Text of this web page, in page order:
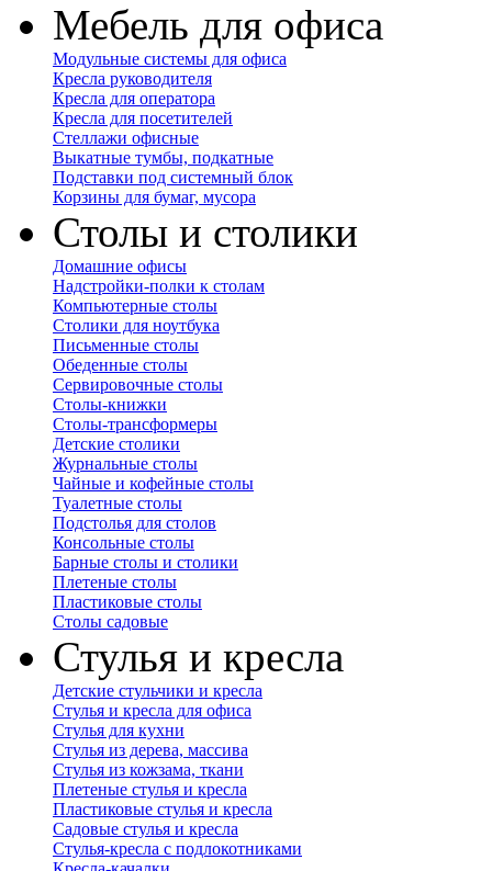
Мебель для офиса
Модульные системы для офиса
Кресла руководителя
Кресла для оператора
Кресла для посетителей
Стеллажи офисные
Выкатные тумбы, подкатные
Подставки под системный блок
Корзины для бумаг, мусора
Столы и столики
Домашние офисы
Надстройки-полки к столам
Компьютерные столы
Столики для ноутбука
Письменные столы
Обеденные столы
Сервировочные столы
Столы-книжки
Столы-трансформеры
Детские столики
Журнальные столы
Чайные и кофейные столы
Туалетные столы
Подстолья для столов
Консольные столы
Барные столы и столики
Плетеные столы
Пластиковые столы
Столы садовые
Стулья и кресла
Детские стульчики и кресла
Стулья и кресла для офиса
Стулья для кухни
Стулья из дерева, массива
Стулья из кожзама, ткани
Плетеные стулья и кресла
Пластиковые стулья и кресла
Садовые стулья и кресла
Стулья-кресла с подлокотниками